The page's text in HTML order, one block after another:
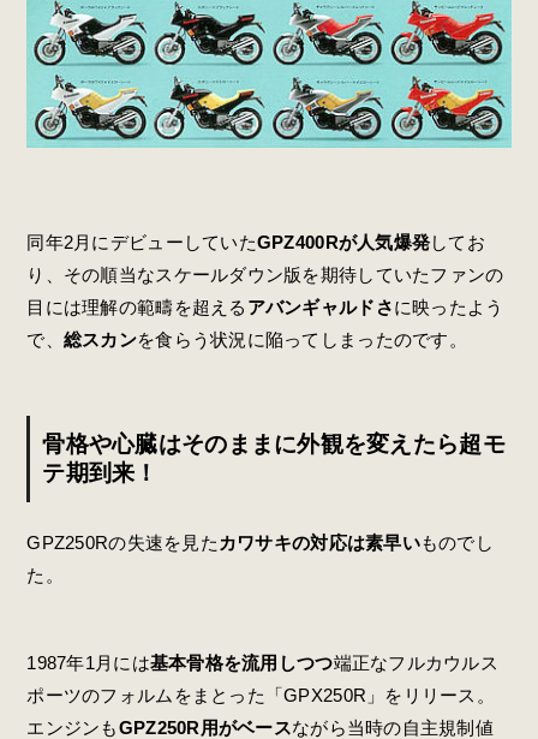
同年2月にデビューしていたGPZ400Rが人気爆発してお
り、その順当なスケールダウン版を期待していたファンの
目には理解の範疇を超える アバンギャルドさに映ったよう
で、 総スカンを食らう状況に陥ってしまったのです。
骨格や心臓はそのままに外観を変えたら超モ
テ期到来！
GPZ250Rの失速を見たカワサキの対応は素早いものでし
た。
1987年1月には基本骨格を流用しつつ端正なフルカウルス
ポーツのフォルムをまとった「GPX250R」をリリース。
エンジンもGPZ250R用がベースながら当時の自主規制値